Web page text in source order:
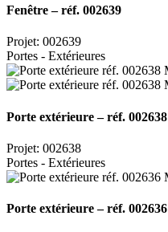
Fenêtre – réf. 002639
Projet: 002639
Portes - Extérieures
Porte extérieure – réf. 002638
Projet: 002638
Portes - Extérieures
Porte extérieure – réf. 002636